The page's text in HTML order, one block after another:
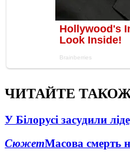
ЧИТАЙТЕ
У Білорусі засудили
СюжетМасова смерть